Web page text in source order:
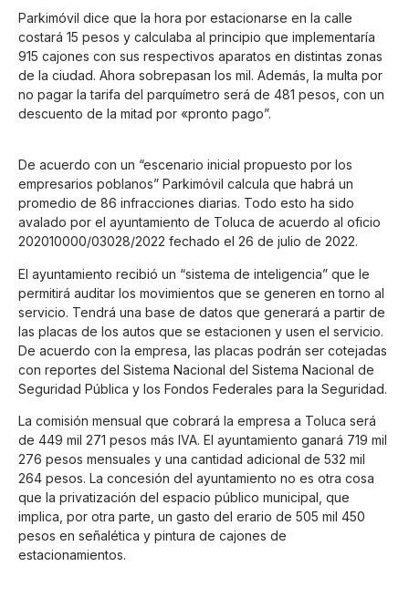
Parkimóvil dice que la hora por estacionarse en la calle
costará 15 pesos y calculaba al principio que implementaría
915 cajones con sus respectivos aparatos en distintas zonas
de la ciudad. Ahora sobrepasan los mil. Además, la multa por
no pagar la tarifa del parquímetro será de 481 pesos, con un
descuento de la mitad por «pronto pago”.
De acuerdo con un “escenario inicial propuesto por los
empresarios poblanos” Parkimóvil calcula que habrá un
promedio de 86 infracciones diarias. Todo esto ha sido
avalado por el ayuntamiento de Toluca de acuerdo al oficio
202010000/03028/2022 fechado el 26 de julio de 2022.
El ayuntamiento recibió un “sistema de inteligencia” que le
permitirá auditar los movimientos que se generen en torno al
servicio. Tendrá una base de datos que generará a partir de
las placas de los autos que se estacionen y usen el servicio.
De acuerdo con la empresa, las placas podrán ser cotejadas
con reportes del Sistema Nacional del Sistema Nacional de
Seguridad Pública y los Fondos Federales para la Seguridad.
La comisión mensual que cobrará la empresa a Toluca será
de 449 mil 271 pesos más IVA. El ayuntamiento ganará 719 mil
276 pesos mensuales y una cantidad adicional de 532 mil
264 pesos. La concesión del ayuntamiento no es otra cosa
que la privatización del espacio público municipal, que
implica, por otra parte, un gasto del erario de 505 mil 450
pesos en señalética y pintura de cajones de
estacionamientos.